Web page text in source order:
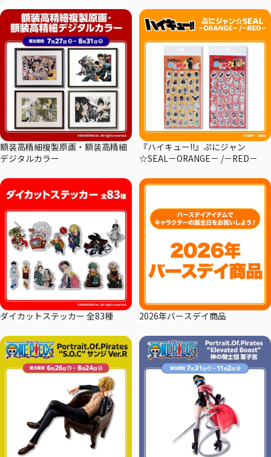
額装高精細複製原画・額装高精細
デジタルカラー
『ハイキュー!!』ぷにジャン
☆SEAL－ORANGE－ /－RED－
ダイカットステッカー 全83種 2026年バースデイ商品